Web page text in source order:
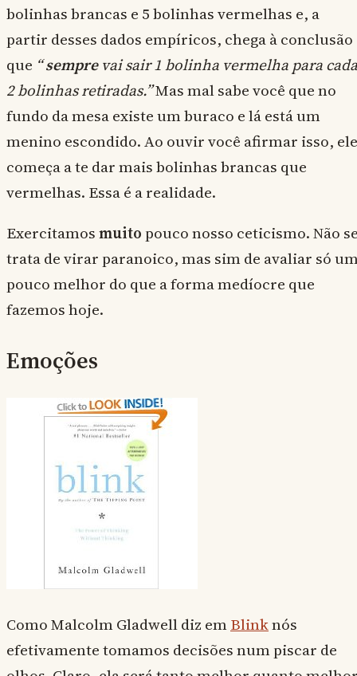
bolinhas brancas e 5 bolinhas vermelhas e, a
partir desses dados empíricos, chega à conclusão
que “semprevai sair 1 bolinha vermelha para cada
2 bolinhas retiradas.”Mas mal sabe você que no
fundo da mesa existe um buraco e lá está um
menino escondido. Ao ouvir você afirmar isso, ele
começa a te dar mais bolinhas brancas que
vermelhas. Essa é a realidade.
Exercitamosmuito pouco nosso ceticismo. Não
trata de virar paranoico, mas sim de avaliar só
pouco melhor do que a forma medíocre que
fazemos hoje.
Emoções
Como Malcolm Gladwell diz emBlinknós
efetivamente tomamos decisões num piscar de